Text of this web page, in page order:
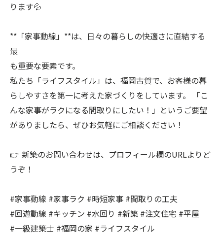
ります💦
**「家事動線」**は、日々の暮らしの快適さに直結する
最
も重要な要素です。
私たち「ライフスタイル」は、福岡古賀で、お客様の暮
らしやすさを第一に考えた家づくりをしています。 「こ
んな家事がラクになる間取りにしたい！」というご要望
がありましたら、ぜひお気軽にご相談ください！
👉 新築のお問い合わせは、プロフィール欄のURLよりど
うぞ！
#家事動線 #家事ラク #時短家事 #間取りの工夫
#回遊動線 #キッチン #水回り #新築 #注文住宅 #平屋
#一級建築士 #福岡の家 #ライフスタイル